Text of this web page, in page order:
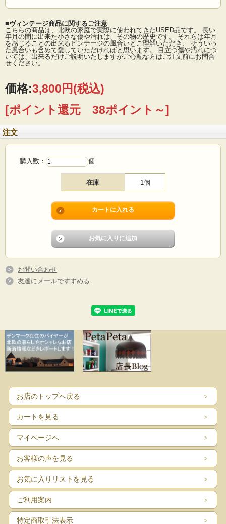
<ｂｒ> デンマーク、エリックコルドのプラスティックキャニスターです。こちら
はお馴染みのフラワープリントではなく、レトロなブラウン地にロゴとレースの
リボンのような愛らしい模様がプリントされています。明るいお色の小物と一緒
にディスプレイすると全体が引き締まってメリハリがつきますね。
■製造国：デンマーク
■メーカー：Erik・Kold（エリック・コルド）
■コンディション：プラスティック製品は全体としてご使用に伴う特有の小キズ、
擦れがあります。ご使用に差し支えるようなダメージはなく、これからも長くご
愛用いただけるでしょう。ヴィンテージ感を楽しんでいただけるアイテムです。
■ヴィンテージ商品に関するご注意
こちらの商品は、北欧の家庭で実際に使われてきたUSED品です。 長い
年月の間に出来た小さな傷や汚れは、その物の歴史です。 それらは年月
を感じることの出来るビンテージの風合いとご理解いただき、 そういっ
た風合いも含めて愛していただければと思います。 目立つ傷や汚れにつ
いては、出来るだけご説明いたしますがご心配な方はご注文前にお問合
せください。
価格:3,800円(税込)
[ポイント還元 38ポイント～]
注文
購入数： 個
在庫 1個
お問い合わせ
友達にメールですすめる
お店のトップへ戻る
カートを見る
マイページへ
お客様の声を見る
お気に入りリストを見る
ご利用案内
特定商取引法表示